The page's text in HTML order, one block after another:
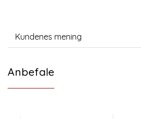
Kundenes mening
Anbefale